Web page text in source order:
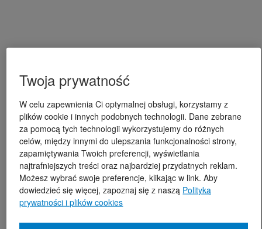
Twoja prywatność
W celu zapewnienia Ci optymalnej obsługi, korzystamy z
plików cookie i innych podobnych technologii. Dane zebrane
za pomocą tych technologii wykorzystujemy do różnych
celów, między innymi do ulepszania funkcjonalności strony,
zapamiętywania Twoich preferencji, wyświetlania
najtrafniejszych treści oraz najbardziej przydatnych reklam.
Możesz wybrać swoje preferencje, klikając w link. Aby
dowiedzieć się więcej, zapoznaj się z naszą Polityką
prywatności i plików cookies